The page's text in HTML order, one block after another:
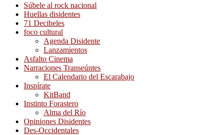
Súbele al rock nacional
Huellas disidentes
71 Decibeles
foco cultural
Agenda Disidente
Lanzamientos
Asfalto Cinema
Narraciones Transeúntes
El Calendario del Escarabajo
Inspírate
KitBand
Instinto Forastero
Alma del Río
Opiniones Disidentes
Des-Occidentales